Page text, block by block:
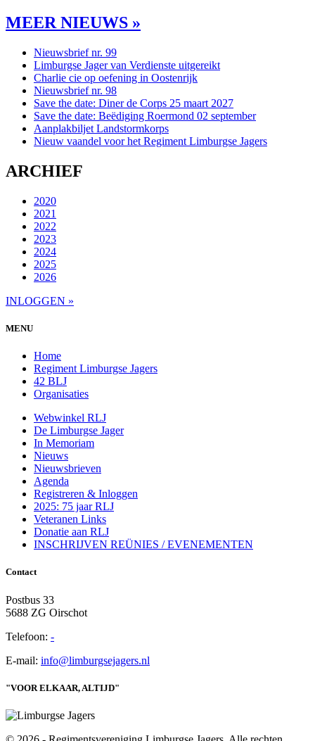
MEER NIEUWS »
Nieuwsbrief nr. 99
Limburgse Jager van Verdienste uitgereikt
Charlie cie op oefening in Oostenrijk
Nieuwsbrief nr. 98
Save the date: Diner de Corps 25 maart 2027
Save the date: Beëdiging Roermond 02 september
Aanplakbiljet Landstormkorps
Nieuw vaandel voor het Regiment Limburgse Jagers
ARCHIEF
2020
2021
2022
2023
2024
2025
2026
INLOGGEN »
MENU
Home
Regiment Limburgse Jagers
42 BLJ
Organisaties
Webwinkel RLJ
De Limburgse Jager
In Memoriam
Nieuws
Nieuwsbrieven
Agenda
Registreren & Inloggen
2025: 75 jaar RLJ
Veteranen Links
Donatie aan RLJ
INSCHRIJVEN REÜNIES / EVENEMENTEN
Contact
Postbus 33
5688 ZG Oirschot
Telefoon: -
E-mail: info@limburgsejagers.nl
"VOOR ELKAAR, ALTIJD"